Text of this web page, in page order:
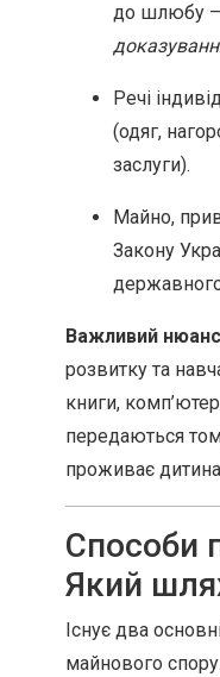
до шлюбу
Речі
(одяг,
заслуги).
Майно,
Закону
Важливий
розвитку та
книги,
передаються
проживає
Способи
Який
Існує два
майнового